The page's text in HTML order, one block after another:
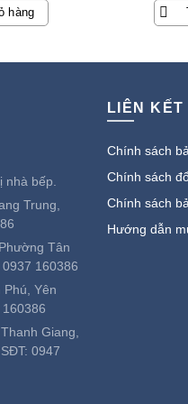
₫.
hàng
nhà bếp.
Trung,
Tân
0937 160386
Phú, Yên
Giang,
0947
LIÊN KẾT
Chính sách
Chính sách
Chính sách
Hướng dẫn